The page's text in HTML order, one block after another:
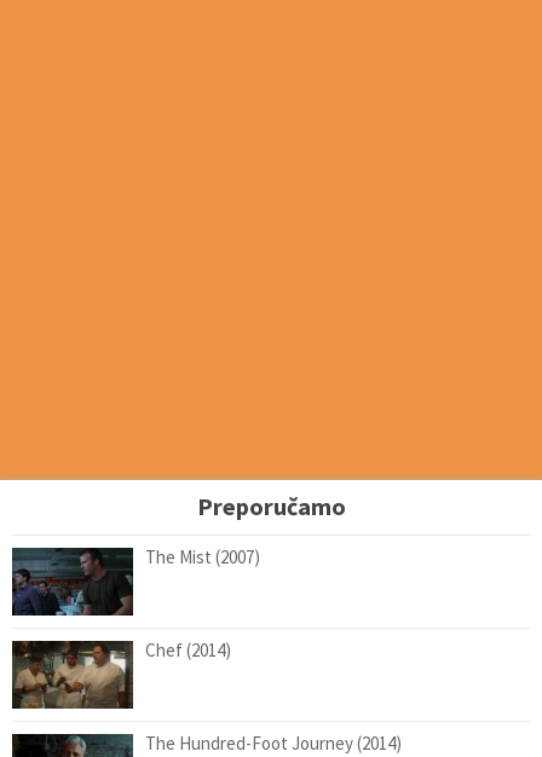
Preporučamo
The Mist (2007)
Chef (2014)
The Hundred-Foot Journey (2014)